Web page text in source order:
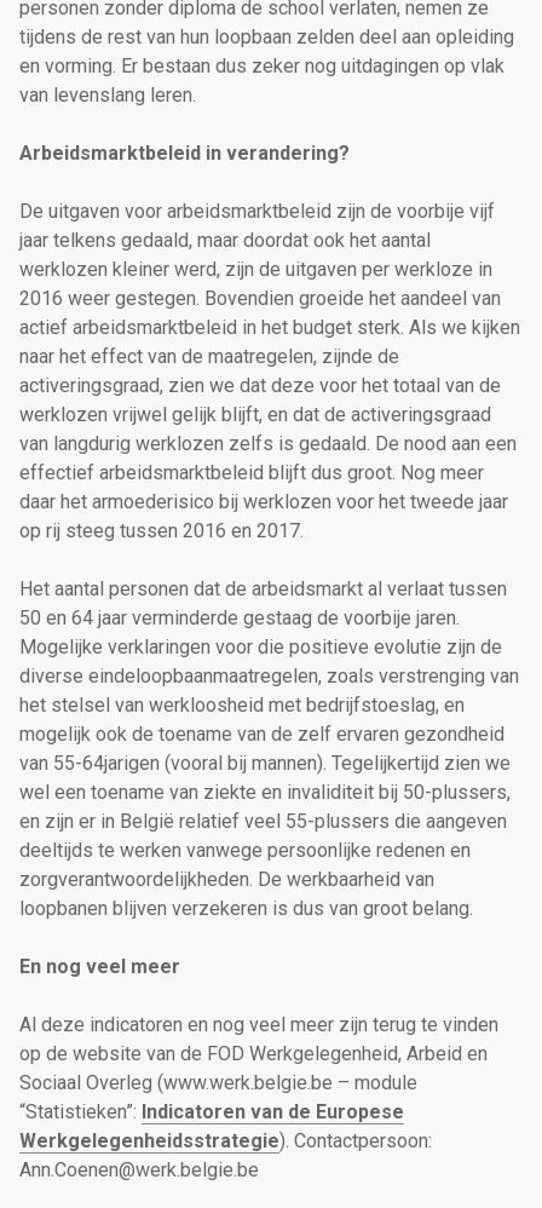
personen zonder diploma de school verlaten, nemen ze
tijdens de rest van hun loopbaan zelden deel aan opleiding
en vorming. Er bestaan dus zeker nog uitdagingen op vlak
van levenslang leren.
Arbeidsmarktbeleid in verandering?
De uitgaven voor arbeidsmarktbeleid zijn de voorbije vijf
jaar telkens gedaald, maar doordat ook het aantal
werklozen kleiner werd, zijn de uitgaven per werkloze in
2016 weer gestegen. Bovendien groeide het aandeel van
actief arbeidsmarktbeleid in het budget sterk. Als we kijken
naar het effect van de maatregelen, zijnde de
activeringsgraad, zien we dat deze voor het totaal van de
werklozen vrijwel gelijk blijft, en dat de activeringsgraad
van langdurig werklozen zelfs is gedaald. De nood aan een
effectief arbeidsmarktbeleid blijft dus groot. Nog meer
daar het armoederisico bij werklozen voor het tweede jaar
op rij steeg tussen 2016 en 2017.
Het aantal personen dat de arbeidsmarkt al verlaat tussen
50 en 64 jaar verminderde gestaag de voorbije jaren.
Mogelijke verklaringen voor die positieve evolutie zijn de
diverse eindeloopbaanmaatregelen, zoals verstrenging van
het stelsel van werkloosheid met bedrijfstoeslag, en
mogelijk ook de toename van de zelf ervaren gezondheid
van 55-64jarigen (vooral bij mannen). Tegelijkertijd zien we
wel een toename van ziekte en invaliditeit bij 50-plussers,
en zijn er in België relatief veel 55-plussers die aangeven
deeltijds te werken vanwege persoonlijke redenen en
zorgverantwoordelijkheden. De werkbaarheid van
loopbanen blijven verzekeren is dus van groot belang.
En nog veel meer
Al deze indicatoren en nog veel meer zijn terug te vinden
op de website van de FOD Werkgelegenheid, Arbeid en
Sociaal Overleg (www.werk.belgie.be – module
“Statistieken”: Indicatoren van de Europese
Werkgelegenheidsstrategie). Contactpersoon:
Ann.Coenen@werk.belgie.be